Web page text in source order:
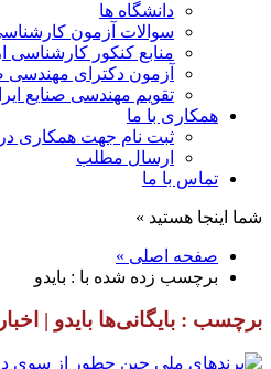
دانشگاه ها
سوالات آزمون
منابع کنکور
آزمون دکترای مهندسی
تقویم مهندسی صنایع
همکاری با ما
ثبت نام جهت همکاری در
ارسال مطلب
تماس با ما
شما اینجا هستید »
صفحه اصلی »
برچسب زده شده با : بایدو
برچسب : بایگانی‌ها بایدو |